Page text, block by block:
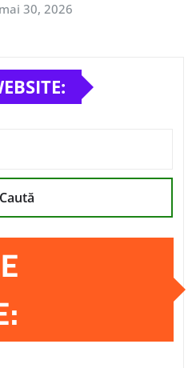
mai 30, 2026
Caută